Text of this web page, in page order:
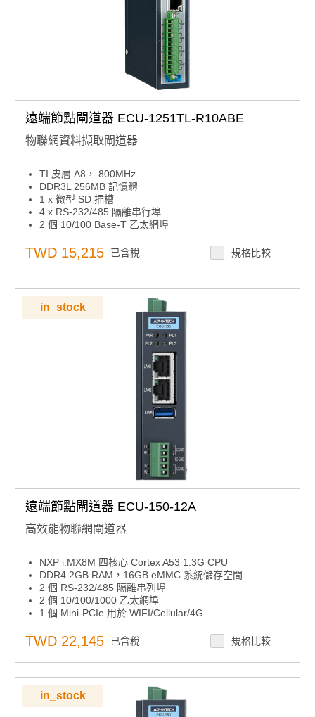
遠端節點閘道器 ECU-1251TL-R10ABE
物聯網資料擷取閘道器
TI 皮層 A8， 800MHz
DDR3L 256MB 記憶體
1 x 微型 SD 插槽
4 x RS-232/485 隔離串行埠
2 個 10/100 Base-T 乙太網埠
支援網路服務，實現遠端在線監控
支援SD卡和在線韌體更新
支援Modbus，IEC-60870-101/104協定
支援SD卡上的數據記錄器
紅色合規性
工作溫度 -40~70°C
TWD 15,215 已含稅 規格比較
in_stock
遠端節點閘道器 ECU-150-12A
高效能物聯網閘道器
NXP i.MX8M 四核心 Cortex A53 1.3G CPU
DDR4 2GB RAM，16GB eMMC 系統儲存空間
2 個 RS-232/485 隔離串列埠
2 個 10/100/1000 乙太網埠
1 個 Mini-PCIe 用於 WIFI/Cellular/4G
支援 SD 卡和線上韌體更新
支援 Modbus、IEC-60870-5、DNP3.0、OPC-UA、
BACNet 協議
支援 SD 卡上的數據記錄器
TWD 22,145 已含稅 規格比較
in_stock